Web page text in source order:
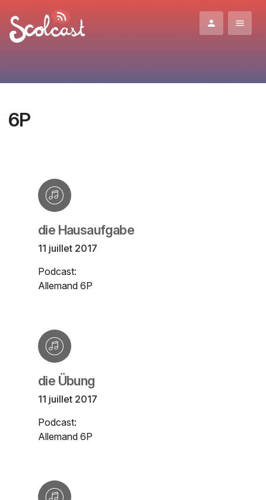
6P
die Hausaufgabe
11 juillet 2017
Podcast:
Allemand 6P
die Übung
11 juillet 2017
Podcast:
Allemand 6P